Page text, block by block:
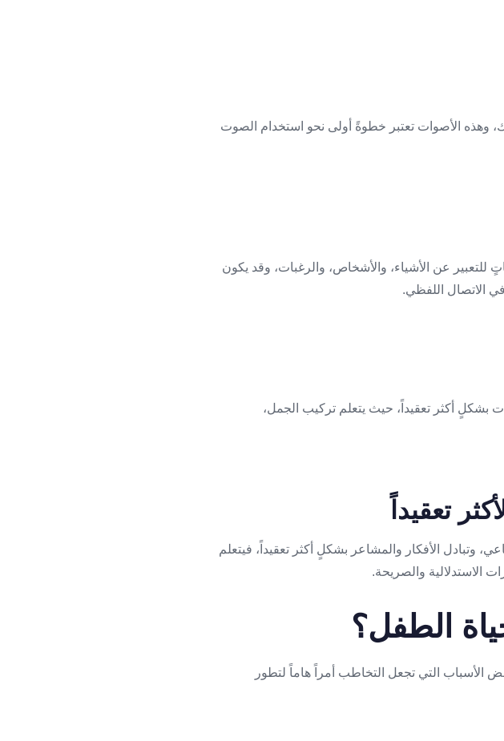
وهذه الأصوات تعتبر خطوةً أولى نحو استخدام الصوت
يبدأ في استخدام كلماتٍ للتعبير عن الأشياء، والأشخاص، والرغبات، وقد يكون
الاتصال اللفظي.
بشكلٍ أكثر تعقيداً، حيث يتعلم تركيب الجمل،
وتبادل الأفكار والمشاعر بشكلٍ أكثر تعقيداً، فيتعلم
الاستدلالية والصريحة.
الطفل؟
الأسباب التي تجعل التخاطب أمراً هاماً لتطور